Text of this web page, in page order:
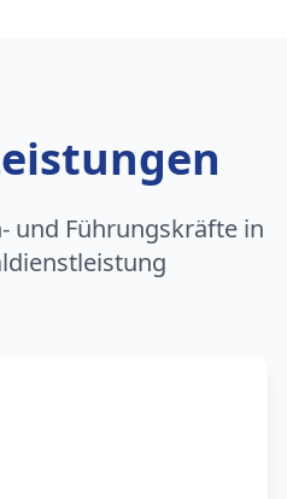
und Führungskräfte in